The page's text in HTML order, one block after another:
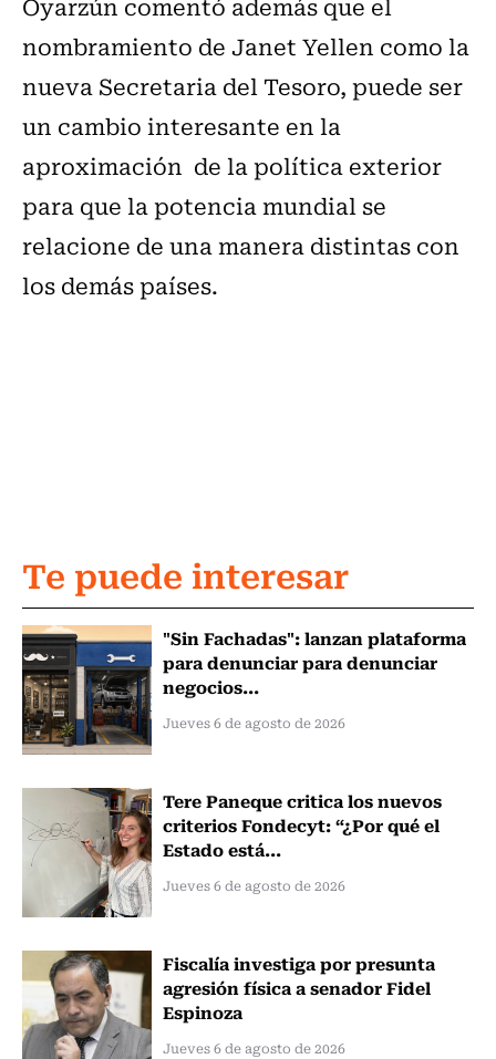
nombramiento de Janet Yellen como la
nueva Secretaria del Tesoro, puede ser
un cambio interesante en la
aproximación de la política exterior
para que la potencia mundial se
relacione de una manera distintas con
los demás países.
Te puede interesar
"Sin Fachadas": lanzan plataforma
para denunciar para denunciar
negocios...
Jueves 6 de agosto de 2026
Tere Paneque critica los nuevos
criterios Fondecyt: “¿Por qué el
Estado está...
Jueves 6 de agosto de 2026
Fiscalía investiga por presunta
agresión física a senador Fidel
Espinoza
Jueves 6 de agosto de 2026